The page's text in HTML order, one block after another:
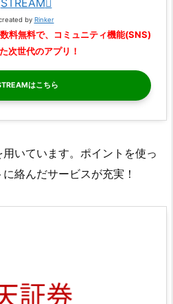
STREAM
by Rinker
料無料で、コミュニティ機能(SNS)
次世代のアプリ！
いています。ポイントを使っ
絡んだサービスが充実！